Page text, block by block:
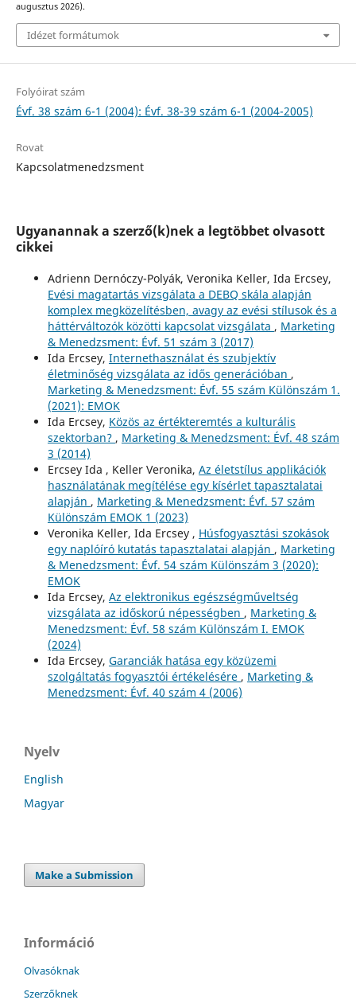
augusztus 2026).
Idézet formátumok
Folyóirat szám
Évf. 38 szám 6-1 (2004): Évf. 38-39 szám 6-1 (2004-2005)
Rovat
Kapcsolatmenedzsment
Ugyanannak a szerző(k)nek a legtöbbet olvasott
cikkei
Adrienn Dernóczy-Polyák, Veronika Keller, Ida Ercsey,
Evési magatartás vizsgálata a DEBQ skála alapján
komplex megközelítésben, avagy az evési stílusok és a
háttérváltozók közötti kapcsolat vizsgálata , Marketing
& Menedzsment: Évf. 51 szám 3 (2017)
Ida Ercsey, Internethasználat és szubjektív
életminőség vizsgálata az idős generációban ,
Marketing & Menedzsment: Évf. 55 szám Különszám 1.
(2021): EMOK
Ida Ercsey, Közös az értékteremtés a kulturális
szektorban? , Marketing & Menedzsment: Évf. 48 szám
3 (2014)
Ercsey Ida , Keller Veronika, Az életstílus applikációk
használatának megítélése egy kísérlet tapasztalatai
alapján , Marketing & Menedzsment: Évf. 57 szám
Különszám EMOK 1 (2023)
Veronika Keller, Ida Ercsey , Húsfogyasztási szokások
egy naplóíró kutatás tapasztalatai alapján , Marketing
& Menedzsment: Évf. 54 szám Különszám 3 (2020):
EMOK
Ida Ercsey, Az elektronikus egészségműveltség
vizsgálata az időskorú népességben , Marketing &
Menedzsment: Évf. 58 szám Különszám I. EMOK
(2024)
Ida Ercsey, Garanciák hatása egy közüzemi
szolgáltatás fogyasztói értékelésére , Marketing &
Menedzsment: Évf. 40 szám 4 (2006)
Nyelv
English
Magyar
Make a Submission
Információ
Olvasóknak
Szerzőknek